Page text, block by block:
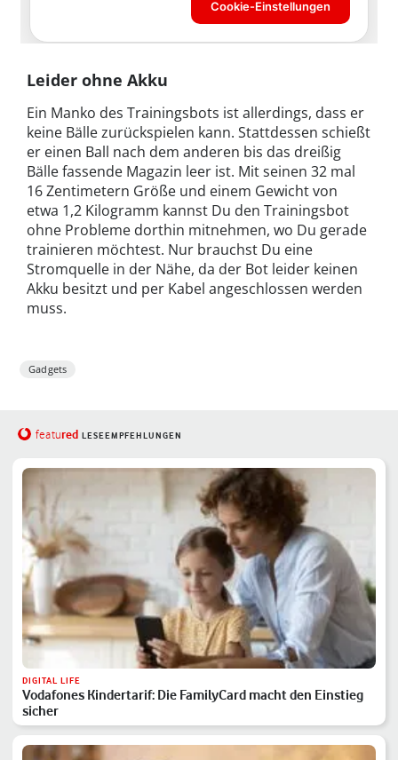
Leider ohne Akku
Ein Manko des Trainingsbots ist allerdings, dass er
keine Bälle zurückspielen kann. Stattdessen schießt
er einen Ball nach dem anderen bis das dreißig
Bälle fassende Magazin leer ist. Mit seinen 32 mal
16 Zentimetern Größe und einem Gewicht von
etwa 1,2 Kilogramm kannst Du den Trainingsbot
ohne Probleme dorthin mitnehmen, wo Du gerade
trainieren möchtest. Nur brauchst Du eine
Stromquelle in der Nähe, da der Bot leider keinen
Akku besitzt und per Kabel angeschlossen werden
muss.
Gadgets
featured LESEEMPFEHLUNGEN
DIGITAL LIFE
Vodafones Kindertarif: Die FamilyCard macht den Einstieg
sicher